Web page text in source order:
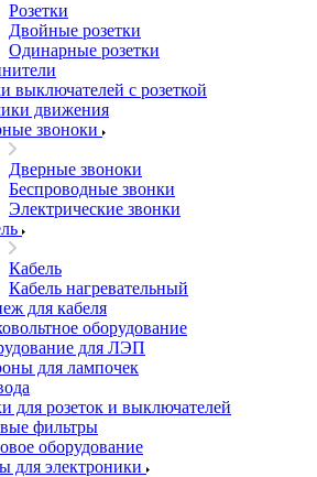
Розетки
Двойные розетки
Одинарные розетки
выключателей с розеткой
движения
звоноки
Дверные звоноки
Беспроводные звонки
Электрические звонки
Кабель
Кабель нагревательный
для кабеля
оборудование
для ЛЭП
для лампочек
для розеток и выключателей
фильтры
оборудование
для электроники